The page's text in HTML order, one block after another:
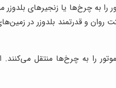
به چرخ‌ها یا زنجیرهای
و قدرتمند بلدوزر در
به چرخ‌ها منتقل می‌کنند.